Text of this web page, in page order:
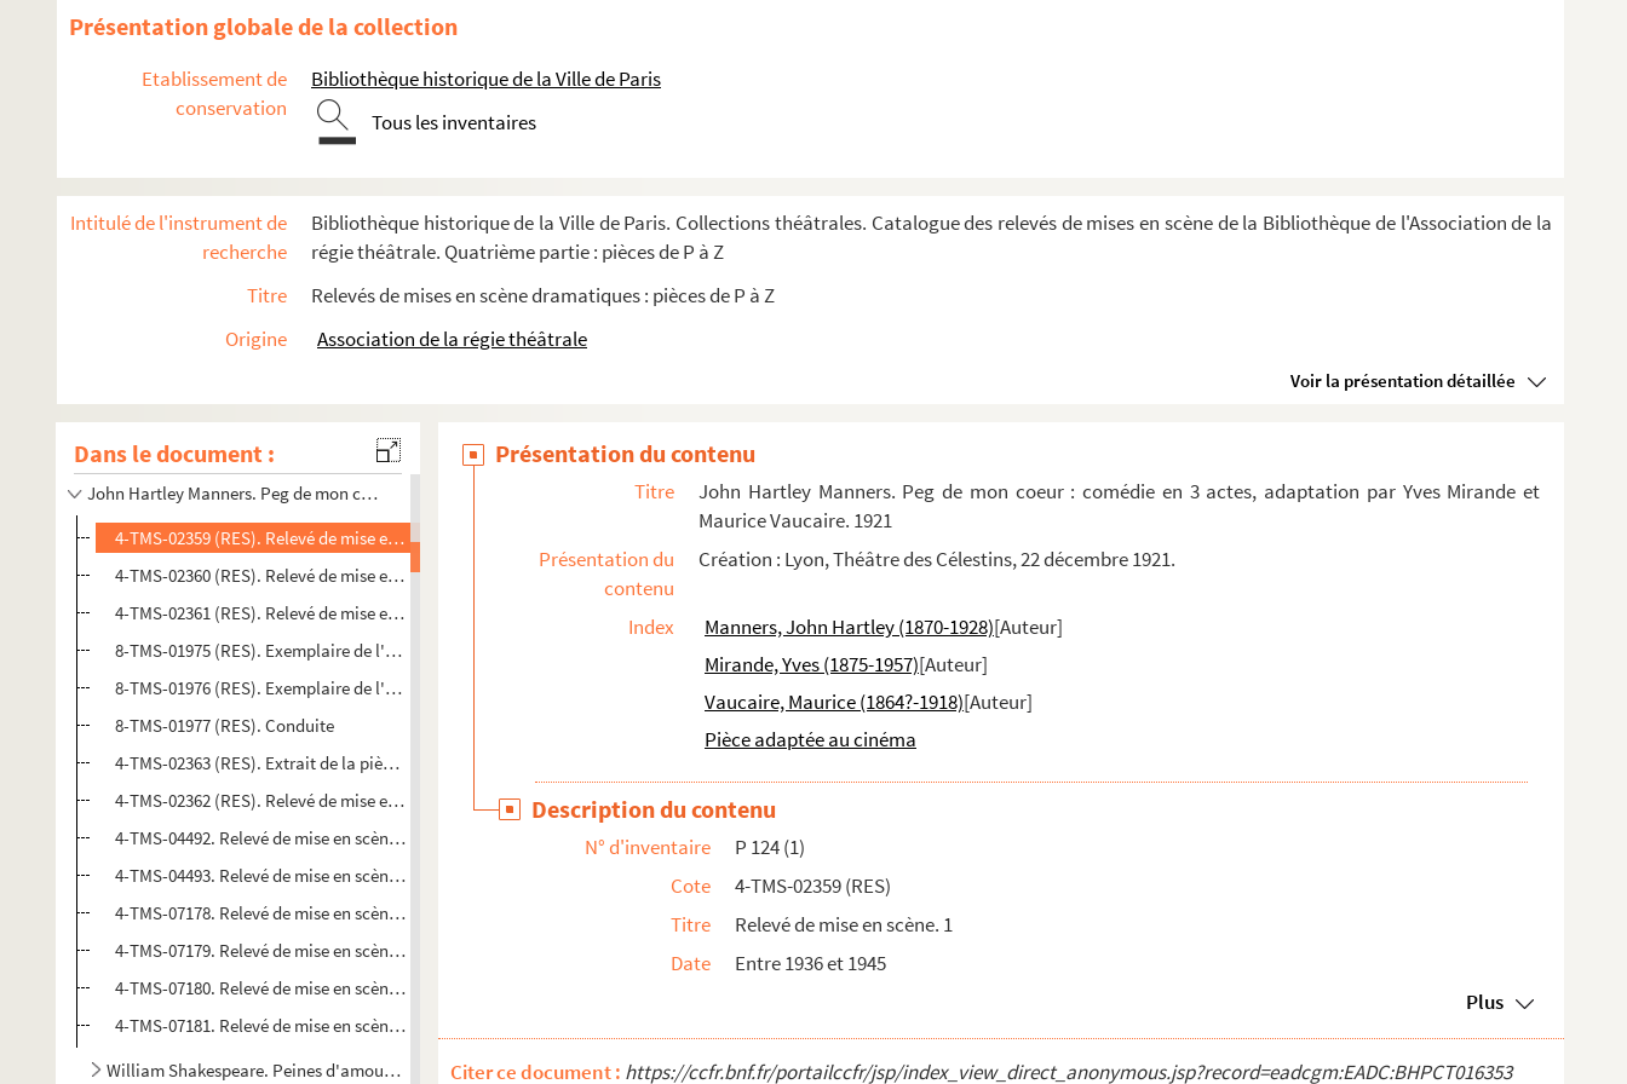
Présentation globale de la collection
Etablissement de
conservation
Bibliothèque historique de la Ville de Paris
Tous les inventaires
Intitulé de l'instrument de
recherche
Bibliothèque historique de la Ville de Paris. Collections théâtrales. Catalogue des relevés de mises en scène de la Bibliothèque de l'Association de la
régie théâtrale. Quatrième partie : pièces de P à Z
Titre
Relevés de mises en scène dramatiques : pièces de P à Z
Origine
Association de la régie théâtrale
Voir la présentation détaillée
Dans le document :
Victorien Sardou. Les pattes de mouche : comédie en 3 actes en prose. 1860
Emile Augier. Paul Forestier : comédie en 4 actes et en vers. 1868
Gabriel Arout. Pauline ou l'écume de la mer : pièce en 2 actes. 1948
Edouard Brisebarre, Eugène Nus. Les pauvres de Paris : drame en 7 actes. 1856
Charles Méré. Le pavillon d'Asnières : pièce en 2 actes et 8 tableaux, d'après La nuit de sept minut...
G. Champagne. Les pavillons noirs ou La guerre du Ton-Kin : grand drame historique et patriotique en...
Fernand Nozière. La peau : comédie en 3 actes. 1926
Emile Rochard. Le Péché de Marthe : drame en 2 parties, 5 actes et 7 tableaux. Adaptation d'après le...
Henrik Ibsen. Peer Gynt : poème dramatique en 5 actes. 1876
Sydney Michaël. Un poète en Amérique. Adaptation française de Pol Quentin
John Hartley Manners. Peg de mon coeur : comédie en 3 actes, adaptation par Yves Mirande et Maurice ...
4-TMS-02359 (RES). Relevé de mise en scène. 1
4-TMS-02360 (RES). Relevé de mise en scène. 2
4-TMS-02361 (RES). Relevé de mise en scène. 3
8-TMS-01975 (RES). Exemplaire de l'acteur interprétant le rôle de Jerry
8-TMS-01976 (RES). Exemplaire de l'actrice interprétant le rôle d'Alaric
8-TMS-01977 (RES). Conduite
4-TMS-02363 (RES). Extrait de la pièce et certificats médicaux
4-TMS-02362 (RES). Relevé de mise en scène. 4
4-TMS-04492. Relevé de mise en scène. 5
4-TMS-04493. Relevé de mise en scène. 6
4-TMS-07178. Relevé de mise en scène. 7
4-TMS-07179. Relevé de mise en scène. 8
4-TMS-07180. Relevé de mise en scène. 9
4-TMS-07181. Relevé de mise en scène. 10
William Shakespeare. Peines d'amour perdues : adaptation par Jacques Dapoigny. 1946
Présentation du contenu
Titre
John Hartley Manners. Peg de mon coeur : comédie en 3 actes, adaptation par Yves Mirande et
Maurice Vaucaire. 1921
Présentation du
contenu
Création : Lyon, Théâtre des Célestins, 22 décembre 1921.
Index Manners, John Hartley (1870-1928)[Auteur]
Mirande, Yves (1875-1957)[Auteur]
Vaucaire, Maurice (1864?-1918)[Auteur]
Pièce adaptée au cinéma
Description du contenu
N° d'inventaire
P 124 (1)
Cote
4-TMS-02359 (RES)
Titre
Relevé de mise en scène. 1
Date
Entre 1936 et 1945
Plus
Citer ce document : https://ccfr.bnf.fr/portailccfr/jsp/index_view_direct_anonymous.jsp?record=eadcgm:EADC:BHPCT016353